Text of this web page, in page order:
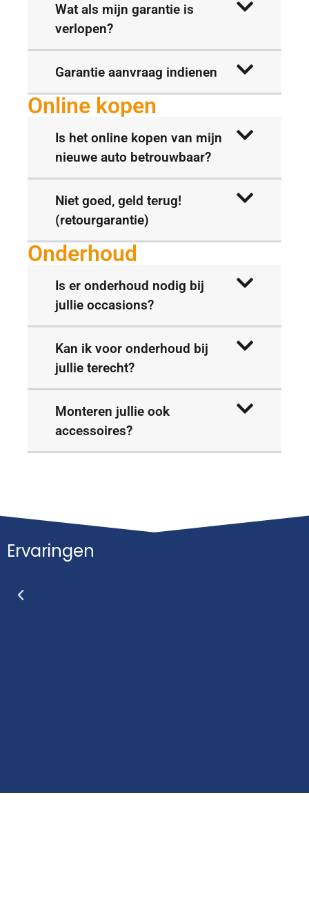
Wat als mijn garantie is
verlopen?
Garantie aanvraag indienen
Online kopen
Is het online kopen van mijn
nieuwe auto betrouwbaar?
Niet goed, geld terug!
(retourgarantie)
Onderhoud
Is er onderhoud nodig bij
jullie occasions?
Kan ik voor onderhoud bij
jullie terecht?
Monteren jullie ook
accessoires?
Ervaringen